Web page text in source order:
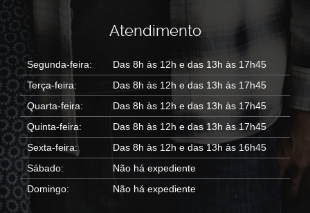
Atendimento
Segunda-feira:
Das 8h às 12h e das 13h às 17h45
Terça-feira:
Das 8h às 12h e das 13h às 17h45
Quarta-feira:
Das 8h às 12h e das 13h às 17h45
Quinta-feira:
Das 8h às 12h e das 13h às 17h45
Sexta-feira:
Das 8h às 12h e das 13h às 16h45
Sábado:
Não há expediente
Domingo:
Não há expediente